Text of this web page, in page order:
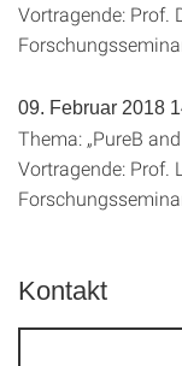
Vortragende: Prof.
09. Februar 2018
Thema: „PureB
Vortragende: Prof.
Kontakt